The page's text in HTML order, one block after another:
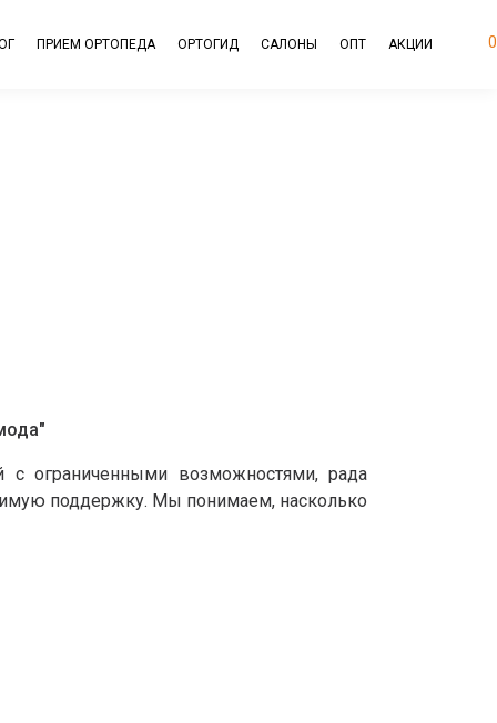
ПРИЕМ ОРТОПЕДА ОРТОГИД САЛОНЫ ОПТ АКЦИИ 0
ограниченными возможностями, рада
поддержку. Мы понимаем, насколько